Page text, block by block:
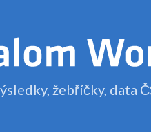
žebříčky, data